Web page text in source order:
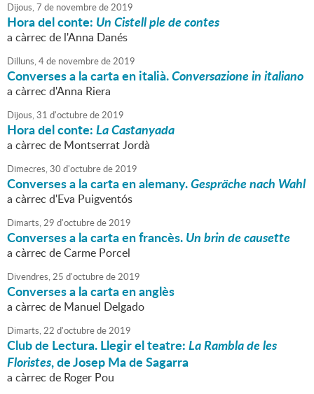
Dijous,7 de novembrede2019
Hora del conte: Un Cistell ple de contes
a càrrec de l'Anna Danés
Dilluns,4de novembrede2019
Converses a la carta en italià.Conversazione in italiano
a càrrec d'Anna Riera
Dijous,31 d'octubrede2019
Hora del conte:La Castanyada
a càrrec de Montserrat Jordà
Dimecres,30 d'octubrede2019
Converses a la carta en alemany.Gespräche nach Wahl
a càrrec d'Eva Puigventós
Dimarts,29 d'octubrede2019
Converses a la carta en francès.Un brin de causette
a càrrec de Carme Porcel
Divendres,25 d'octubrede2019
Converses a la carta en anglès
a càrrec de Manuel Delgado
Dimarts,22 d'octubrede2019
Club de Lectura. Llegir el teatre:La Rambla de les
Floristes, de Josep Ma de Sagarra
a càrrec de Roger Pou